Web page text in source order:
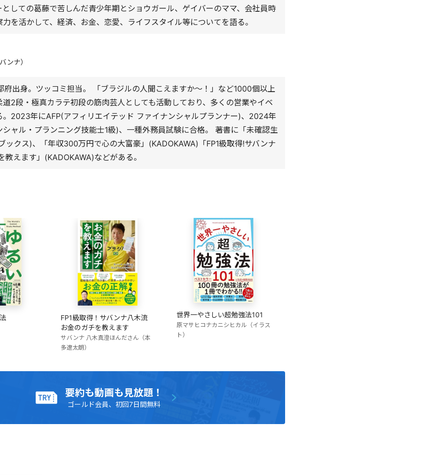
としての葛藤で苦しんだ青少年期とショウガール、ゲイバーのママ、会社員時
を活かして、経済、お金、恋愛、ライフスタイル等についてを語る。
ンナ）
府出身。ツッコミ担当。 「ブラジルの人聞こえますか～！」など1000個以上
2段・極真カラテ初段の筋肉芸人としても活動しており、多くの営業やイベ
。2023年にAFP(アフィリエイテッド ファイナンシャルプランナー)、2024年
シャル・プランニング技能士1級)、一種外務員試験に合格。 著書に「未確認生
ックス)、「年収300万円で心の大富豪」(KADOKAWA)「FP1級取得!サバンナ
教えます」(KADOKAWA)などがある。
FP1級取得！サバンナ八木流
お金のガチを教えます
サバンナ 八木真澄ほんださん（本
多遼太朗）
世界一やさしい超勉強法101
原マサヒコナカニシヒカル（イラス
ト）
要約も動画も見放題！
ゴールド会員、初回7日間無料